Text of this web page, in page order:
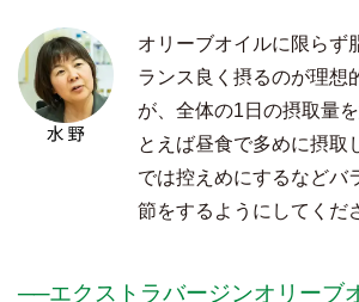
オリーブオイルに限らず
ランス良く摂るのが理想
が、全体の1日の摂取量
とえば昼食で多めに摂取
では控えめにするなどバ
節をするようにしてくだ
──エクストラバージンオリーブ